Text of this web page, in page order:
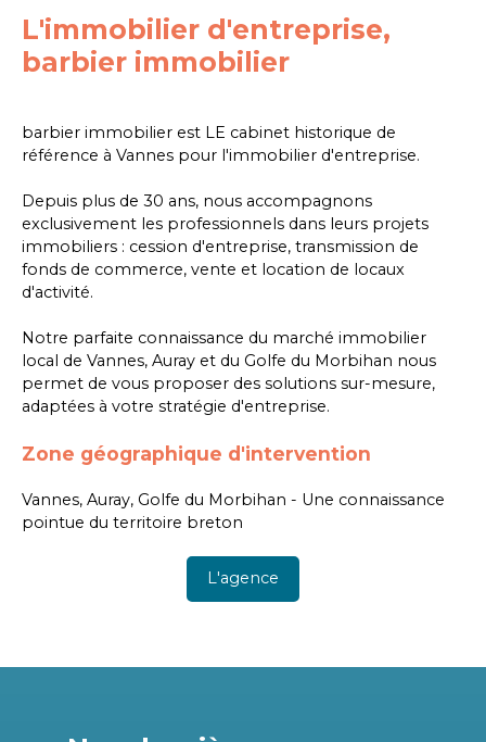
L'immobilier d'entreprise,
barbier immobilier
barbier immobilier est LE cabinet historique de
référence à Vannes pour l'immobilier d'entreprise.
Depuis plus de 30 ans, nous accompagnons
exclusivement les professionnels dans leurs projets
immobiliers : cession d'entreprise, transmission de
fonds de commerce, vente et location de locaux
d'activité.
Notre parfaite connaissance du marché immobilier
local de Vannes, Auray et du Golfe du Morbihan nous
permet de vous proposer des solutions sur-mesure,
adaptées à votre stratégie d'entreprise.
Zone géographique d'intervention
Vannes, Auray, Golfe du Morbihan - Une connaissance
pointue du territoire breton
L'agence